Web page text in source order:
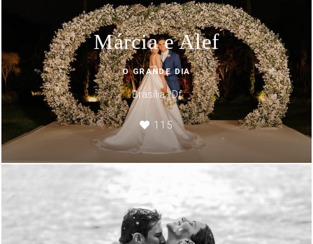
Márcia e Alef
O GRANDE DIA
Brasília - Df
115